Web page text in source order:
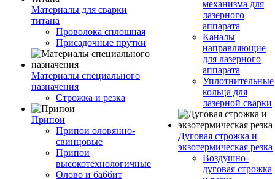
Материалы для сварки
титана
Проволока сплошная
Присадочные прутки
Материалы специального
назначения
Строжка и резка
Припои
Припои оловянно-
свинцовые
Припои
высокотехнологичные
Олово и баббит
механизма для
лазерного
аппарата
Каналы
направляющие
для лазерного
аппарата
Уплотнительные
кольца для
лазерной сварки
Дуговая строжка и
экзотермическая резка
Воздушно-
дуговая строжка